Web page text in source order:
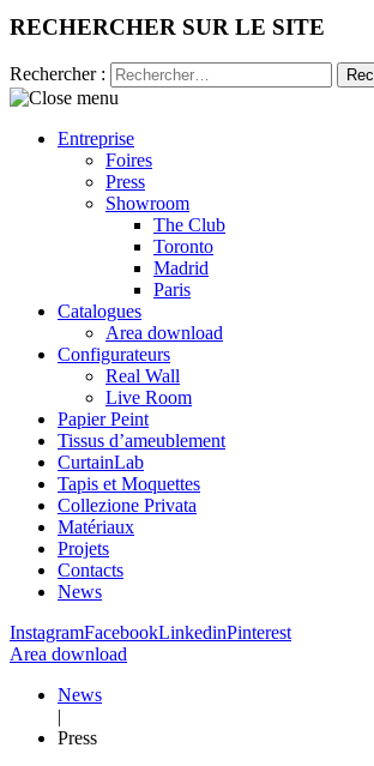
RECHERCHER SUR LE SITE
Rechercher :
Entreprise
Foires
Press
Showroom
The Club
Toronto
Madrid
Paris
Catalogues
Area download
Configurateurs
Real Wall
Live Room
Papier Peint
Tissus d’ameublement
CurtainLab
Tapis et Moquettes
Collezione Privata
Matériaux
Projets
Contacts
News
InstagramFacebookLinkedinPinterest
Area download
News
|
Press